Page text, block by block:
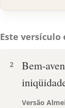
Este versículo
2
Bem-
Versão